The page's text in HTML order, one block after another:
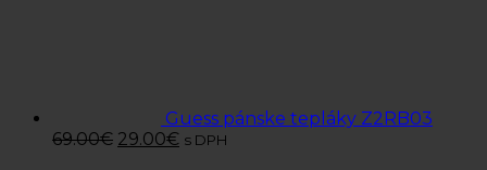
Guess pánske tepláky Z2RB03
69.00€ 29.00€ s DPH